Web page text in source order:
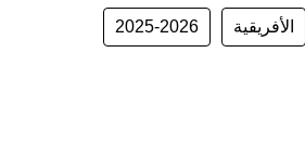
الأفريقية 2025-2026